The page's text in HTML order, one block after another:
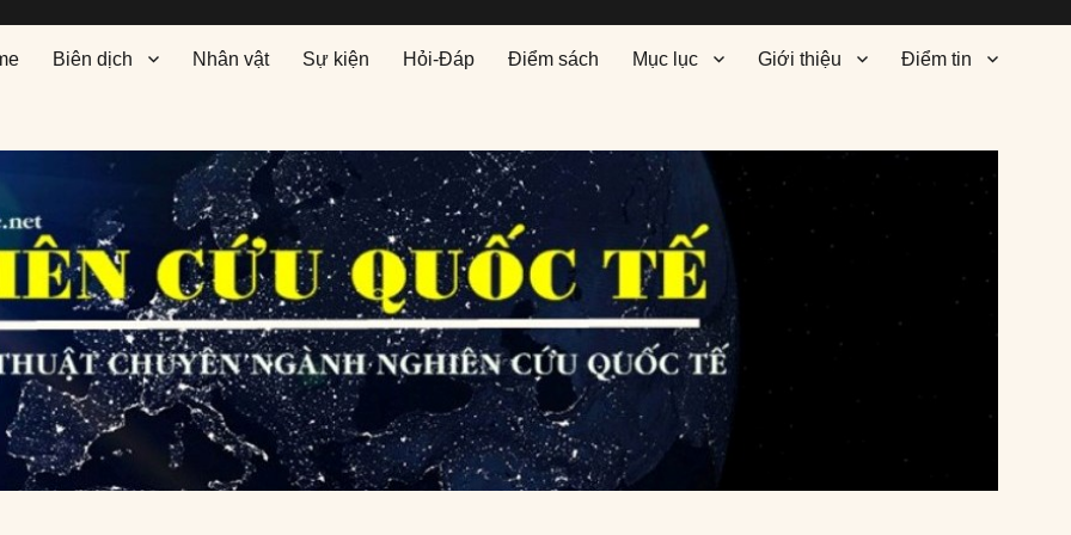
Biên dịch Nhân vật Sự kiện Hỏi-Đáp Điểm sách Mục lục Giới thiệu Điểm tin